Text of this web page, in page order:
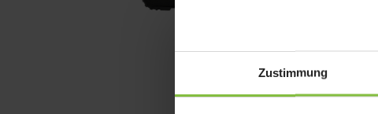
Zustimmung